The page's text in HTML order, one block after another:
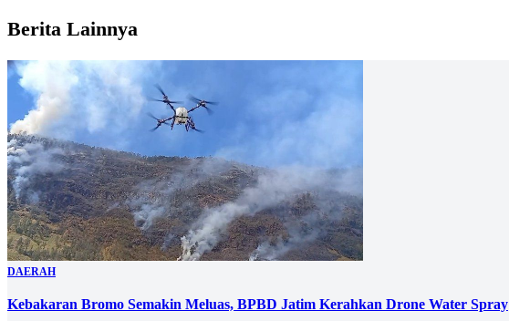
Berita Lainnya
DAERAH
Kebakaran Bromo Semakin Meluas, BPBD Jatim Kerahkan Drone Water Spray